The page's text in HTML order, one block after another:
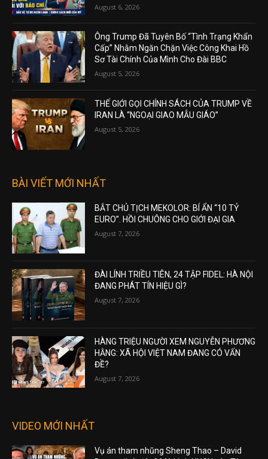
August 6, 2026
Ông Trump Đã Tuyên Bố “Tình Trạng Khẩn
Cấp” Nhằm Ngăn Chặn Việc Công Khai Hồ
Sơ Tài Chính Của Mình Cho Đài BBC
August 5, 2026
THẾ GIỚI GỌI CHÍNH SÁCH CỦA TRUMP VỀ
IRAN LÀ “NGOẠI GIAO MẪU GIÁO”
August 5, 2026
BÀI VIẾT MỚI NHẤT
BẮT CHỦ TỊCH MEKOLOR: BÍ ẨN “10 TỶ
EURO”. HỒI CHUÔNG CHO GIỚI ĐẠI GIA
August 7, 2026
ĐÀI LÍNH TRIỀU TIÊN, 24 TẬP FIDEL: HÀ NỘI
ĐANG PHÁT TÍN HIỆU GÌ?
August 7, 2026
HÀNG TRIỆU NGƯỜI XEM NGUYỄN PHƯƠNG
HẰNG: XÃ HỘI VIỆT NAM ĐANG CÓ VẤN
ĐỀ?
August 7, 2026
VIDEO MỚI NHẤT
Vụ án tham nhũng Sheng Thao – David